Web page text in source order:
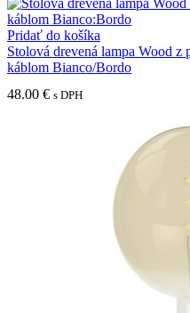
Pridať do košíka
Stolová drevená lampa Wood
káblom Bianco/Bordo
48.00 € s DPH